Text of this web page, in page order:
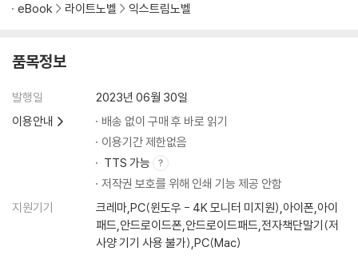
eBook 라이트노벨 익스트림노벨
품목정보
발행일
2023년 06월 30일
이용안내
배송 없이 구매 후 바로 읽기
이용기간 제한없음
TTS 가능
저작권 보호를 위해 인쇄 기능 제공 안함
지원기기
크레마,PC(윈도우 - 4K 모니터 미지원),아이폰,아이
패드,안드로이드폰,안드로이드패드,전자책단말기(저
사양 기기 사용 불가),PC(Mac)